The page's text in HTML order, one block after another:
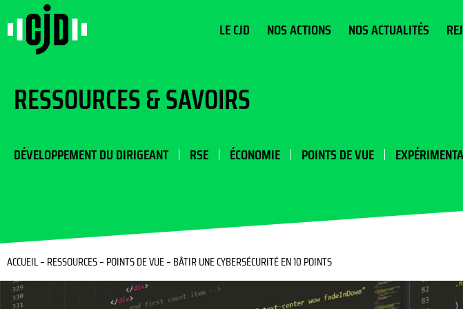
LE CJD NOS ACTIONS NOS ACTUALITÉS
RESSOURCES & SAVOIRS
DÉVELOPPEMENT DU DIRIGEANT RSE ÉCONOMIE POINTS DE VUE
ACCUEIL– RESSOURCES– POINTS DE VUE– BÂTIR UNE CYBERSÉCURITÉ EN 10 POINTS